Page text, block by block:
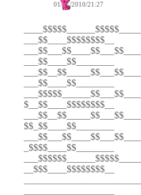
01/01/2010/21:27
___$$____$$$$$$$$__
___$$____$$________
___$$____$$________
$__$$____$$$$$$$$__
$$_$$____$$________
_$$$$____$$________
__$$$____$$$$$$$$__